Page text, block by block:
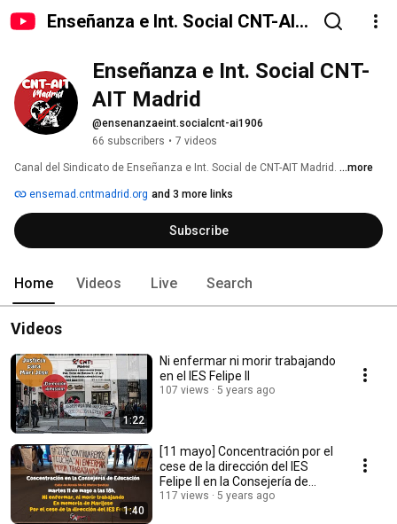
Enseñanza e Int. Social CNT-AIT
Enseñanza e Int. Social CNT-
AIT Madrid
@ensenanzaeint.socialcnt-ai1906
66 subscribers • 7 videos
Canal del Sindicato de Enseñanza e Int. Social de CNT-AIT Madrid. ...more
ensemad.cntmadrid.org and 3 more links
Subscribe
Home Videos Live Search
Videos
1:22
Ni enfermar ni morir trabajando
en el IES Felipe II
107 views 5 years ago
1:40
[11 mayo] Concentración por el
cese de la dirección del IES
Felipe II en la Consejería de
Educación
117 views 5 years ago